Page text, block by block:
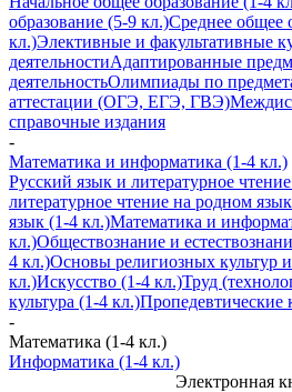
образование (5-9 кл.)Среднее общее
кл.)Элективные и факультативные
деятельностиАдаптированные
деятельностьОлимпиады по
аттестации (ОГЭ, ЕГЭ, ГВЭ)
справочные издания
-
Математика и информатика (1-4 кл.)
Русский язык и литературное
литературное чтение на родном
язык (1-4 кл.)Математика и
кл.)Обществознание и
4 кл.)Основы религиозных культур
кл.)Искусство (1-4 кл.)Труд
культура (1-4 кл.)Пропедевтические
-
Математика (1-4 кл.)
Информатика (1-4 кл.)
Электронная